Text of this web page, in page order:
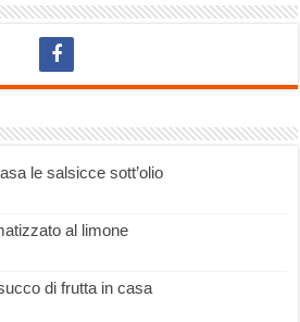
le salsicce sott’olio
al limone
di frutta in casa